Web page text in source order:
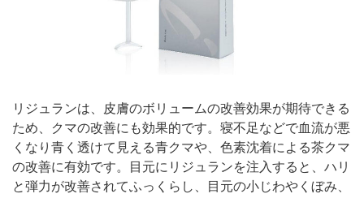
リジュランは、皮膚のボリュームの改善効果が期待できる
ため、クマの改善にも効果的です。寝不足などで血流が悪
くなり青く透けて見える青クマや、色素沈着による茶クマ
の改善に有効です。目元にリジュランを注入すると、ハリ
と弾力が改善されてふっくらし、目元の小じわやくぼみ、